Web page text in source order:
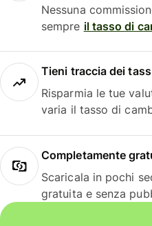
Nessuna
sempre il tasso di
Tieni traccia dei
Risparmia le tue
varia il tasso di
Completamente
Scaricala in pochi
gratuita e senza